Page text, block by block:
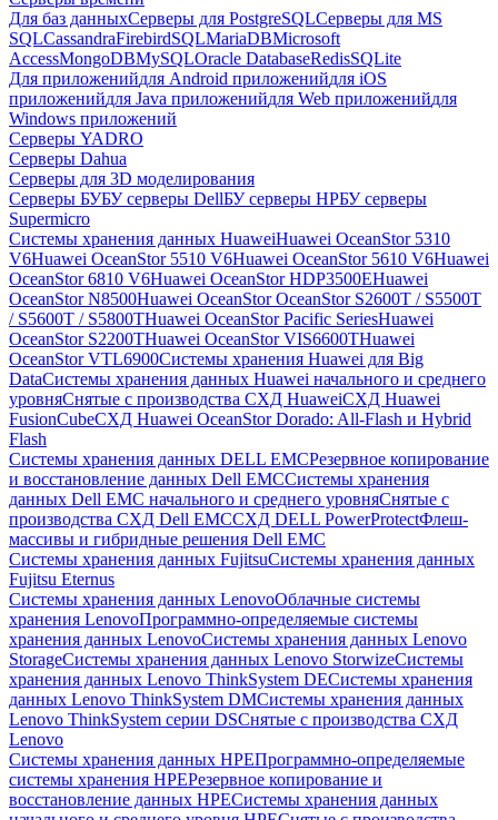
Для баз данныхСерверы для PostgreSQLСерверы для MS
SQLCassandraFirebirdSQLMariaDBMicrosoft
AccessMongoDBMySQLOracle DatabaseRedisSQLite
Для приложенийдля Android приложенийдля iOS
приложенийдля Java приложенийдля Web приложенийдля
Windows приложений
Серверы YADRO
Серверы Dahua
Серверы для 3D моделирования
Серверы БУБУ серверы DellБУ серверы HPБУ серверы
Supermicro
Системы хранения данных HuaweiHuawei OceanStor 5310
V6Huawei OceanStor 5510 V6Huawei OceanStor 5610 V6Huawei
OceanStor 6810 V6Huawei OceanStor HDP3500EHuawei
OceanStor N8500Huawei OceanStor OceanStor S2600T / S5500T
/ S5600T / S5800THuawei OceanStor Pacific SeriesHuawei
OceanStor S2200THuawei OceanStor VIS6600THuawei
OceanStor VTL6900Системы хранения Huawei для Big
DataСистемы хранения данных Huawei начального и среднего
уровняСнятые с производства СХД HuaweiСХД Huawei
FusionCubeСХД Huawei OceanStor Dorado: All-Flash и Hybrid
Flash
Системы хранения данных DELL EMCРезервное копирование
и восстановление данных Dell EMCСистемы хранения
данных Dell EMC начального и среднего уровняСнятые с
производства СХД Dell EMCСХД DELL PowerProtectФлеш-
массивы и гибридные решения Dell EMC
Системы хранения данных FujitsuСистемы хранения данных
Fujitsu Eternus
Системы хранения данных LenovoОблачные системы
хранения LenovoПрограммно-определяемые системы
хранения данных LenovoСистемы хранения данных Lenovo
StorageСистемы хранения данных Lenovo StorwizeСистемы
хранения данных Lenovo ThinkSystem DEСистемы хранения
данных Lenovo ThinkSystem DMСистемы хранения данных
Lenovo ThinkSystem серии DSСнятые с производства СХД
Lenovo
Системы хранения данных HPEПрограммно-определяемые
системы хранения HPEРезервное копирование и
восстановление данных HPEСистемы хранения данных